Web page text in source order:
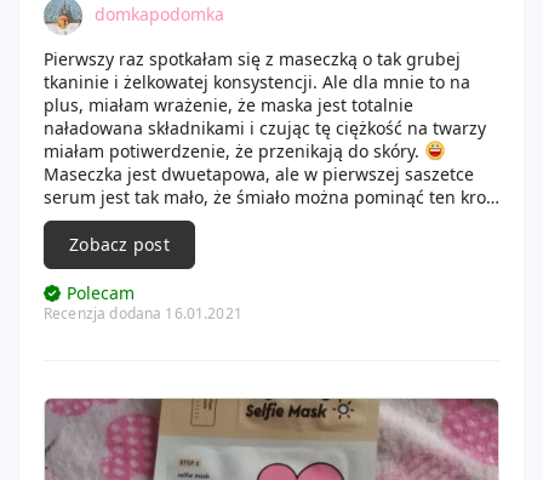
domkapodomka
Pierwszy raz spotkałam się z maseczką o tak grubej
tkaninie i żelkowatej konsystencji. Ale dla mnie to na
plus, miałam wrażenie, że maska jest totalnie
naładowana składnikami i czując tę ciężkość na twarzy
miałam potiwerdzenie, że przenikają do skóry.
Maseczka jest dwuetapowa, ale w pierwszej saszetce
serum jest tak mało, że śmiało można pominąć ten krok.
Zaraz po wklepaniu esencji należy nałożyć płachtę,
mocno nasączoną produktem.
Maseczka jest odżywcza i rozjaśniająca.
Spektakularnych efektów nie zauważyłam, ale mam do
przetestowania wszystkie z tej serii.
Zobacz post
Polecam
Recenzja dodana 16.01.2021